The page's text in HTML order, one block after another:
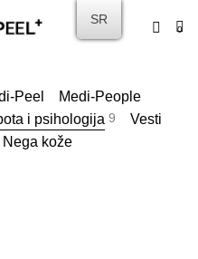
0
Peel
Medi-People
i psihologija 9
Vesti
Nega kože
SR